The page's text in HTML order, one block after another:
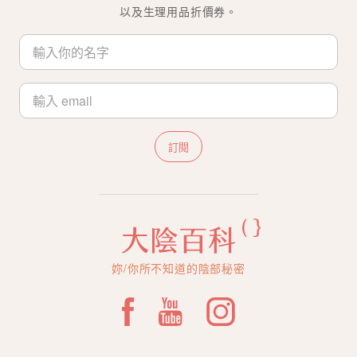
以及生理用品折價券。
訂閱
妳/你所不知道的陰部秘密